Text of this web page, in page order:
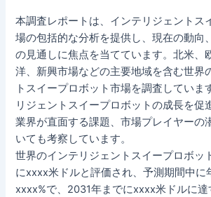
本調査レポートは、インテリジェントス
場の包括的な分析を提供し、現在の動向
の見通しに焦点を当てています。北米、
洋、新興市場などの主要地域を含む世界
トスイープロボット市場を調査していま
リジェントスイープロボットの成長を促
業界が直面する課題、市場プレイヤーの
いても考察しています。
世界のインテリジェントスイープロボッ
にxxxx米ドルと評価され、予測期間中に
xxxx%で、2031年までにxxxx米ドルに達